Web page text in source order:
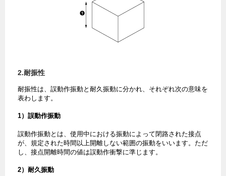
2.耐振性
耐振性は、誤動作振動と耐久振動に分かれ、それぞれ次の意味を
表わします。
1）誤動作振動
誤動作振動とは、使用中における振動によって閉路された接点
が、規定された時間以上開離しない範囲の振動をいいます。ただ
し、接点開離時間の値は誤動作衝撃に準じます。
2）耐久振動